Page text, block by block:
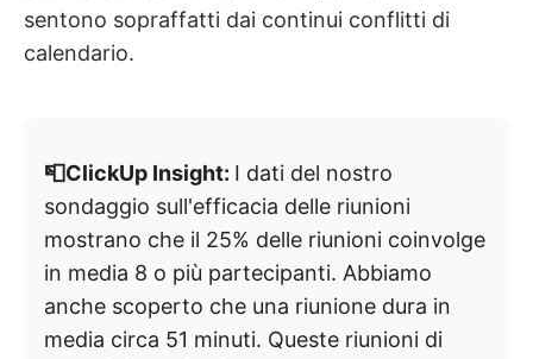
sentono sopraffatti dai continui conflitti di
calendario.
📮ClickUp Insight: I dati del nostro
sondaggio sull'efficacia delle riunioni
mostrano che il 25% delle riunioni coinvolge
in media 8 o più partecipanti. Abbiamo
anche scoperto che una riunione dura in
media circa 51 minuti. Queste riunioni di